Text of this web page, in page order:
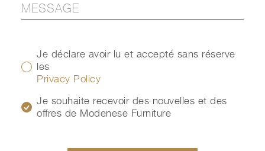
Je déclare avoir lu et accepté sans réserve
les
Privacy Policy
Je souhaite recevoir des nouvelles et des
offres de Modenese Furniture